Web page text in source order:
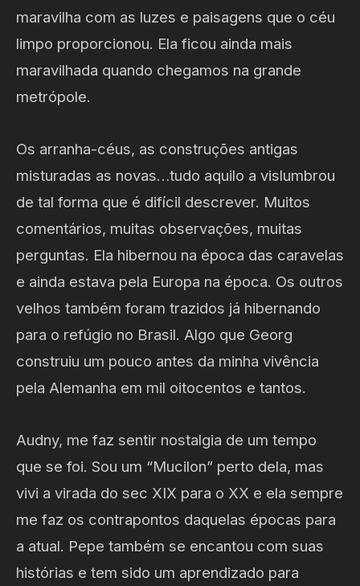
maravilha com as luzes e paisagens que o céu
limpo proporcionou. Ela ficou ainda mais
maravilhada quando chegamos na grande
metrópole.
Os arranha-céus, as construções antigas
misturadas as novas…tudo aquilo a vislumbrou
de tal forma que é difícil descrever. Muitos
comentários, muitas observações, muitas
perguntas. Ela hibernou na época das caravelas
e ainda estava pela Europa na época. Os outros
velhos também foram trazidos já hibernando
para o refúgio no Brasil. Algo que Georg
construiu um pouco antes da minha vivência
pela Alemanha em mil oitocentos e tantos.
Audny, me faz sentir nostalgia de um tempo
que se foi. Sou um “Mucilon” perto dela, mas
vivi a virada do sec XIX para o XX e ela sempre
me faz os contrapontos daquelas épocas para
a atual. Pepe também se encantou com suas
histórias e tem sido um aprendizado para